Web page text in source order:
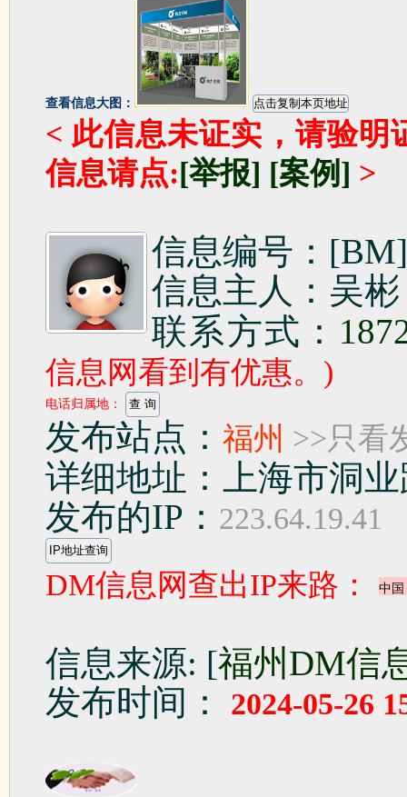
查看信息大图：
< 此信息未证实，请验明
信息请点:[举报] [案例] >
信息编号：
信息主人：吴
联系方式：
信息网看到有优惠。)
电话归属地：
发布站点： 福州 >>只看
详细地址：上海市洞业
发布的IP： 223.64.19.41
DM信息网查出IP来路：
信息来源: [福州DM信
发布时间：
2024-05-26